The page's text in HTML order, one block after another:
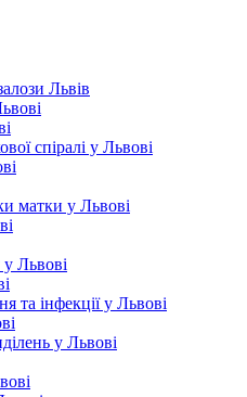
Львів
спіралі у Львові
матки у Львові
Львові
та інфекції у Львові
у Львові